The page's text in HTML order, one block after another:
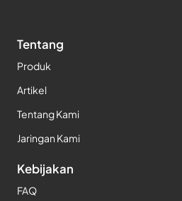
Tentang
Produk
Artikel
Tentang Kami
Jaringan Kami
Kebijakan
FAQ